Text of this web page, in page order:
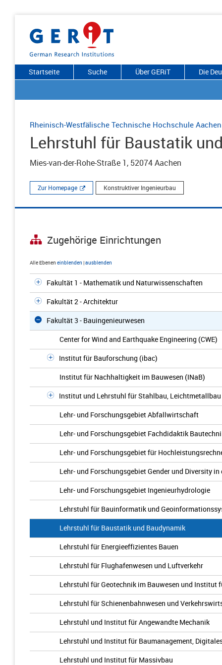
Startseite Suche Über GERiT Die
Rheinisch-Westfälische Technische Hochschule Aachen
Lehrstuhl für Baustatik
Mies-van-der-Rohe-Straße 1, 52074 Aachen
Zur Homepage Konstruktiver Ingenieurbau
Zugehörige Einrichtungen
Alle Ebenen einblenden |ausblenden
Fakultät 1 - Mathematik und Naturwissenschaften
Fakultät 2 - Architektur
Fakultät 3 - Bauingenieurwesen
Center for Wind and Earthquake Engineering (CWE)
Institut für Bauforschung (ibac)
Institut für Nachhaltigkeit im Bauwesen (INaB)
Institut und Lehrstuhl für Stahlbau, Leichtmetallbau
Lehr- und Forschungsgebiet Abfallwirtschaft
Lehr- und Forschungsgebiet Fachdidaktik
Lehr- und Forschungsgebiet für
Lehr- und Forschungsgebiet Gender und Diversity
Lehr- und Forschungsgebiet Ingenieurhydrologie
Lehrstuhl für Bauinformatik und
Lehrstuhl für Baustatik und Baudynamik
Lehrstuhl für Energieeffizientes Bauen
Lehrstuhl für Flughafenwesen und Luftverkehr
Lehrstuhl für Geotechnik im Bauwesen und Institut
Lehrstuhl für Schienenbahnwesen und
Lehrstuhl und Institut für Angewandte Mechanik
Lehrstuhl und Institut für Baumanagement,
Lehrstuhl und Institut für Massivbau